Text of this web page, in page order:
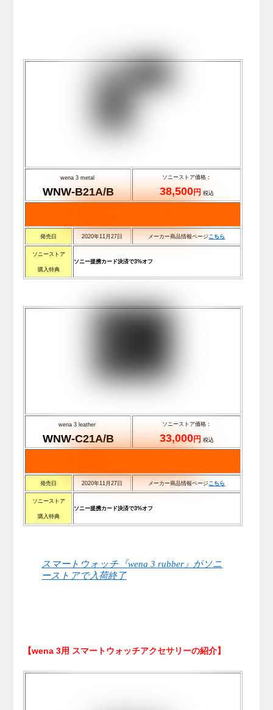
wena 3 metal
WNW-B21A/B
ソニーストア価格：
38,500円 税込
発売日 2020年11月27日 メーカー商品情報ページこちら
ソニーストア
購入特典
ソニー提携カード決済で3%オフ
wena 3 leather
WNW-C21A/B
ソニーストア価格：
33,000円 税込
発売日 2020年11月27日 メーカー商品情報ページこちら
ソニーストア
購入特典
ソニー提携カード決済で3%オフ
スマートウォッチ『wena 3 rubber』がソニ
ーストアで入荷終了
【wena 3用 スマートウォッチアクセサリーの紹介】